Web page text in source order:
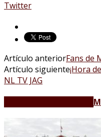
Twitter
Artículo anteriorFans de
Artículo siguiente¡Hora
NL TV JAG